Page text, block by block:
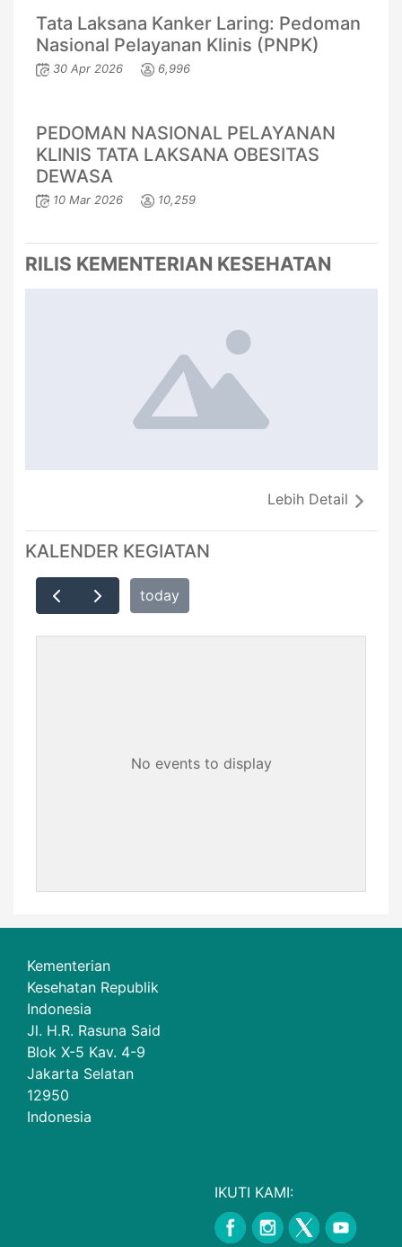
Tata Laksana Kanker Laring: Pedoman
Nasional Pelayanan Klinis (PNPK)
30 Apr 2026 6,996
PEDOMAN NASIONAL PELAYANAN
KLINIS TATA LAKSANA OBESITAS
DEWASA
10 Mar 2026 10,259
RILIS KEMENTERIAN KESEHATAN
Lebih Detail
KALENDER KEGIATAN
today
No events to display
Kementerian
Kesehatan Republik
Indonesia
Jl. H.R. Rasuna Said
Blok X-5 Kav. 4-9
Jakarta Selatan
12950
Indonesia
IKUTI KAMI: